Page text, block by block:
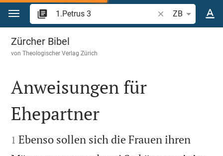
Zum Inhalt springen
Bibelstelle oder
ZB
1.Petrus 3
Zürcher Bibel
vonTheologischer Verlag Zürich

Anweisungen für
Ehepartner

1 Ebenso sollen sich die Frauen ihren